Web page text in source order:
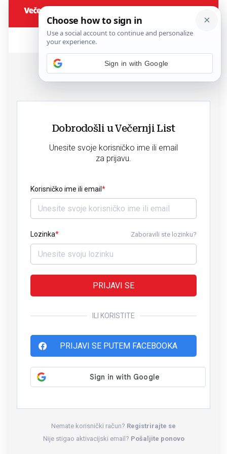
Dobrodošli u Večernji List
Unesite svoje korisničko ime ili email
za prijavu.
Korisničko ime ili email
Lozinka Zaboravili ste lozinku?
PRIJAVI SE
ILI KORISTITE
PRIJAVI SE PUTEM FACEBOOKA
Nemate korisnički račun? Registrirajte se
Nije stigao aktivacijski email? Pošaljite ponovo